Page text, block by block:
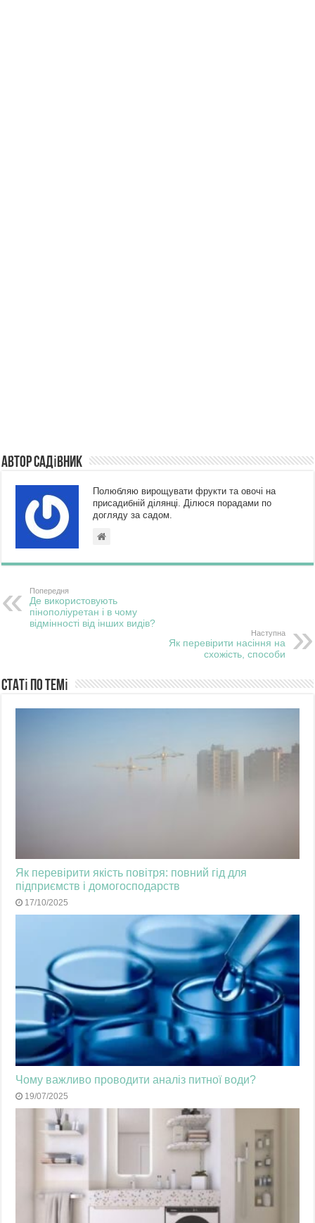
Автор Садівник
Полюбляю вирощувати фрукти та овочі на
присадибній ділянці. Ділюся порадами по
догляду за садом.
Попередня
Де використовують
пінополіуретан і в чому
відмінності від інших видів?
Наступна
Як перевірити насіння на
схожість, способи
Статі по темі
Як перевірити якість повітря: повний гід для
підприємств і домогосподарств
17/10/2025
Чому важливо проводити аналіз питної води?
19/07/2025